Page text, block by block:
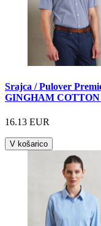
Srajca / Pulover
GINGHAM
16.13 EUR
V košarico